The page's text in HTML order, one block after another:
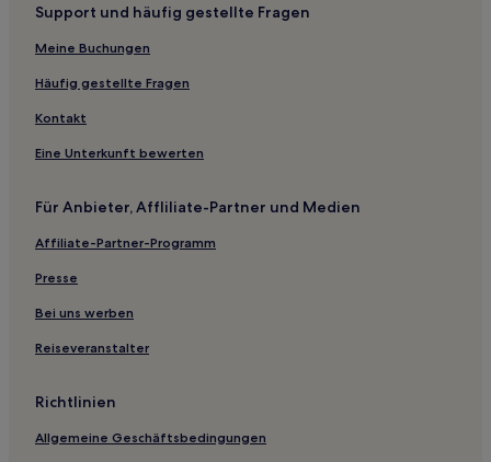
Hotels mit inbegriffenem Frühstück in Sardinal
Hotels mit Küchenzeile in Sardinal
Haustierfreundliche in Sardinal
Villen in Sardinal
Ferienwohnungen in Sardinal
Gasthäuser in Sardinal
Günstige in Sardinal
2-Sterne-Hotels in Sardinal
3-Sterne-Hotels in Sardinal
4-Sterne-Hotels in Sardinal
Lgbtqia-Freundliche in Sardinal
Hotels mit Thermalbad in Sardinal
Support und häufig gestellte Fragen
Meine Buchungen
Häufig gestellte Fragen
Kontakt
Eine Unterkunft bewerten
Für Anbieter, Affliliate-Partner und Medien
Affiliate-Partner-Programm
Presse
Bei uns werben
Reiseveranstalter
Richtlinien
Allgemeine Geschäftsbedingungen